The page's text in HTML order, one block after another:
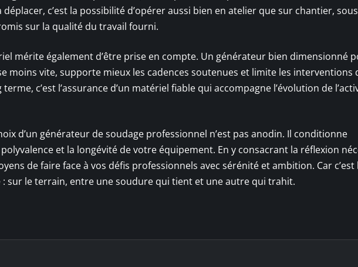
c’est la possibilité d’opérer aussi bien en atelier que sur chantier,
sur la qualité du travail fourni.
mérite également d’être prise en compte. Un générateur bien dimensionné
moins vite, supporte mieux les cadences soutenues et limite les interventions
c’est l’assurance d’un matériel fiable qui accompagne l’évolution de
d’un générateur de soudage professionnel n’est pas anodin. Il conditionne
polyvalence et la longévité de votre équipement. En y consacrant la réflexion
de faire face à vos défis professionnels avec sérénité et ambition. Car c’est
: sur le terrain, entre une soudure qui tient et une autre qui trahit.